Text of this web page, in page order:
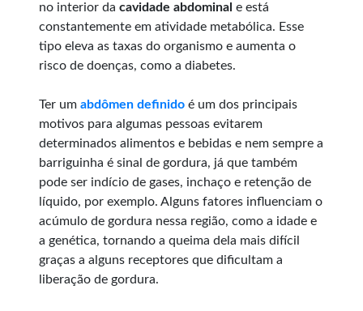
no interior da cavidade abdominal e está
constantemente em atividade metabólica. Esse
tipo eleva as taxas do organismo e aumenta o
risco de doenças, como a diabetes.
Ter um abdômen definido é um dos principais
motivos para algumas pessoas evitarem
determinados alimentos e bebidas e nem sempre a
barriguinha é sinal de gordura, já que também
pode ser indício de gases, inchaço e retenção de
líquido, por exemplo. Alguns fatores influenciam o
acúmulo de gordura nessa região, como a idade e
a genética, tornando a queima dela mais difícil
graças a alguns receptores que dificultam a
liberação de gordura.